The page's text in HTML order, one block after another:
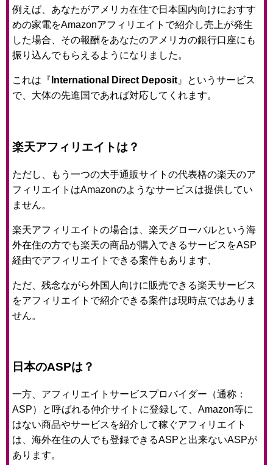
例えば、あなたがアメリカ在住で日本国内向けにおすす
めの家電をAmazonアフィリエイトで紹介し売上が発生
した場合、その報酬をあなたのアメリカの銀行口座にも
振り込んでもらえるようになりました。
これは『 International Direct Deposit 』というサービス
で、大体の先進国であれば対応してくれます。
楽天アフィリエイトは？
ただし、もう一つの大手通販サイトの代表格の楽天のア
フィリエイトはAmazonのようなサービスは提供してい
ません。
楽天アフィリエイトの場合は、楽天グローバルという海
外在住の方でも楽天の商品が購入できるサービスをASP
経由でアフィリエイトできる案件もあります、
ただ、残念ながら外国人向けに販売できる楽天サービス
をアフィリエイトで紹介できる案件は現時点ではありま
せん。
日本のASPは？
一方、アフィリエイトサービスプロバイダー（通称：
ASP）と呼ばれる仲介サイトに登録して、Amazon等に
はない商品やサービスを紹介して稼ぐアフィリエイト
は、海外在住の人でも登録できるASPと出来ないASPが
あります。